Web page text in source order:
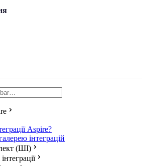
Aspire?
інтеграцій
(ШІ)